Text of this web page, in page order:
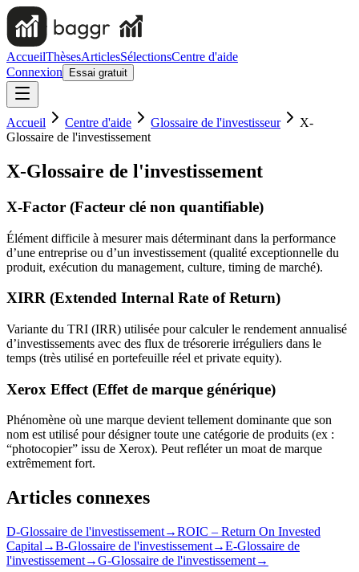
AccueilThèsesArticlesSélectionsCentre d'aide
Connexion
Essai gratuit
Accueil Centre d'aide Glossaire de l'investisseur
X-
Glossaire de l'investissement
X-Glossaire de l'investissement
X-Factor (Facteur clé non quantifiable)
Élément difficile à mesurer mais déterminant dans la performance
d’une entreprise ou d’un investissement (qualité exceptionnelle du
produit, exécution du management, culture, timing de marché).
XIRR (Extended Internal Rate of Return)
Variante du TRI (IRR) utilisée pour calculer le rendement annualisé
d’investissements avec des flux de trésorerie irréguliers dans le
temps (très utilisé en portefeuille réel et private equity).
Xerox Effect (Effet de marque générique)
Phénomène où une marque devient tellement dominante que son
nom est utilisé pour désigner toute une catégorie de produits (ex :
“photocopier” issu de Xerox). Peut refléter un moat de marque
extrêmement fort.
Articles connexes
D-Glossaire de l'investissement→ROIC – Return On Invested
Capital →B-Glossaire de l'investissement→E-Glossaire de
l'investissement→G-Glossaire de l'investissement→